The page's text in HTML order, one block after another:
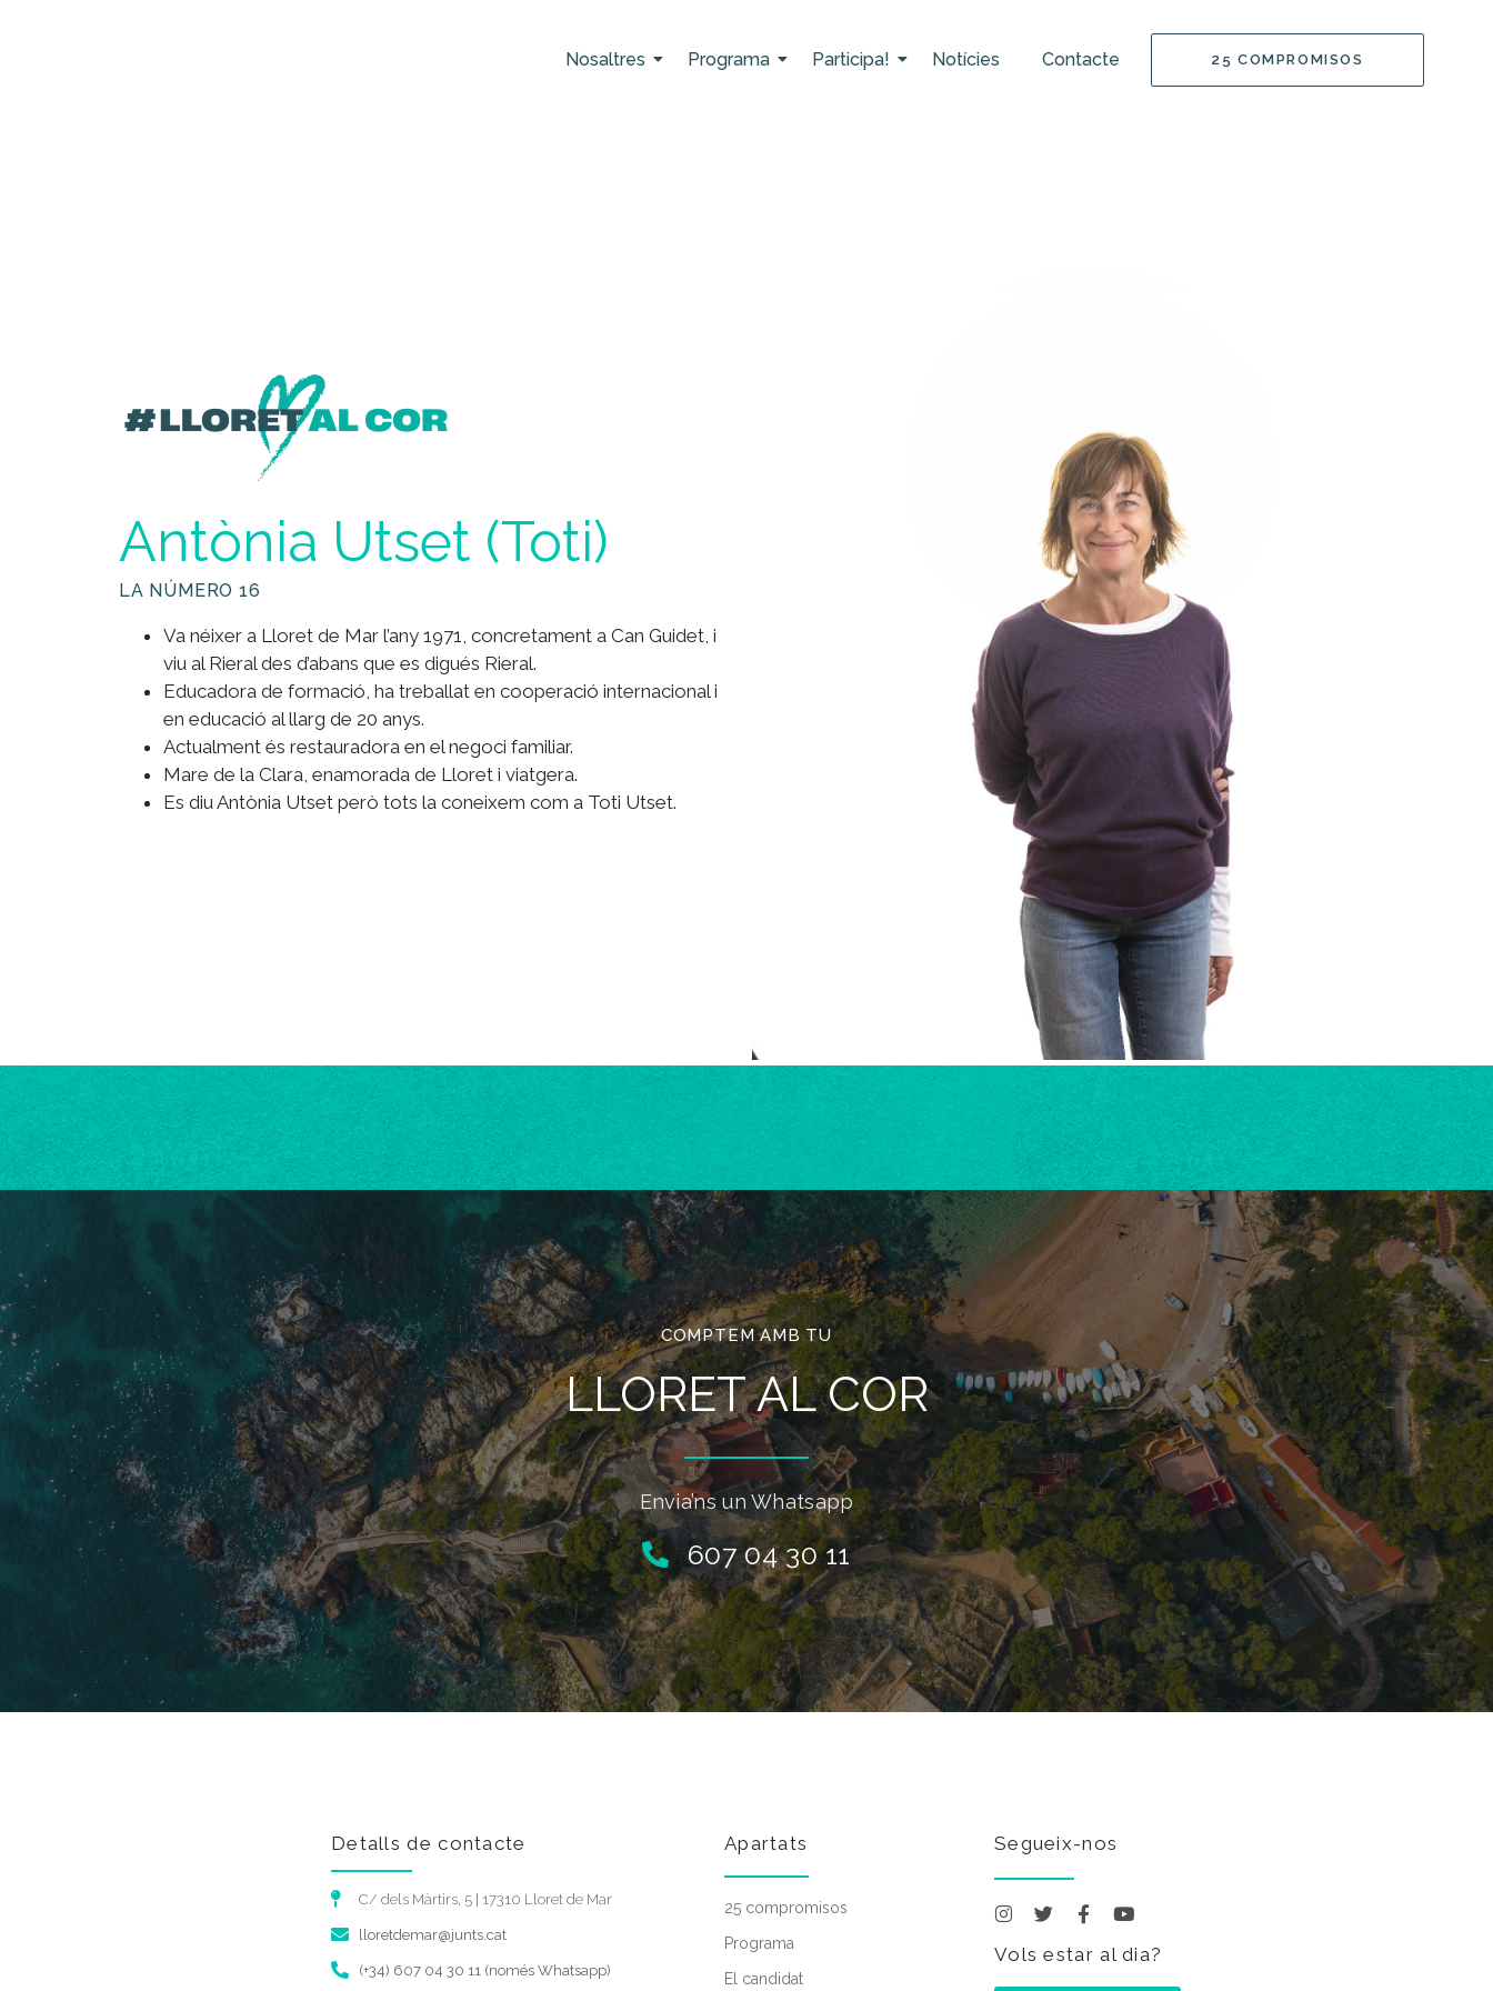
Nosaltres Programa Participa! Notícies Contacte 25 COMPROMISOS
Antònia Utset (Toti)
LA NÚMERO 16
Va néixer a Lloret de Mar l’any 1971, concretament a Can Guidet, i
viu al Rieral des d’abans que es digués Rieral.
Educadora de formació, ha treballat en cooperació internacional i
en educació al llarg de 20 anys.
Actualment és restauradora en el negoci familiar.
Mare de la Clara, enamorada de Lloret i viatgera.
Es diu Antònia Utset però tots la coneixem com a Toti Utset.
COMPTEM AMB TU
LLORET AL COR
Envia’ns un Whatsapp
607 04 30 11
Detalls de contacte
C/ dels Màrtirs, 5 | 17310 Lloret de Mar
lloretdemar@junts.cat
(+34) 607 04 30 11 (només Whatsapp)
Apartats
25 compromisos
Programa
El candidat
Segueix-nos
Vols estar al dia?